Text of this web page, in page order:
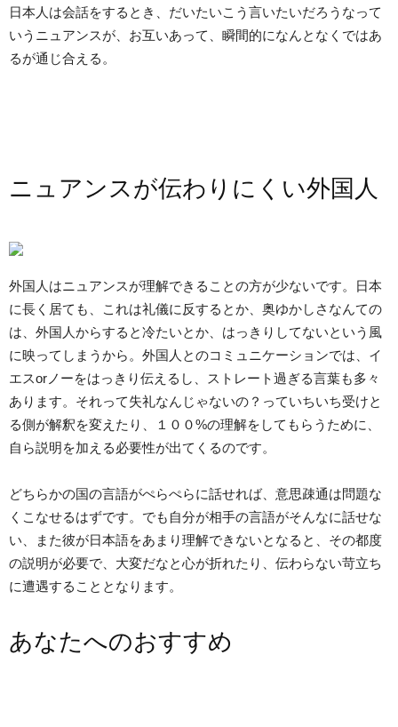
日本人は会話をするとき、だいたいこう言いたいだろうなって
いうニュアンスが、お互いあって、瞬間的になんとなくではあ
るが通じ合える。
ニュアンスが伝わりにくい外国人
外国人はニュアンスが理解できることの方が少ないです。日本
に長く居ても、これは礼儀に反するとか、奥ゆかしさなんての
は、外国人からすると冷たいとか、はっきりしてないという風
に映ってしまうから。外国人とのコミュニケーションでは、イ
エスorノーをはっきり伝えるし、ストレート過ぎる言葉も多々
あります。それって失礼なんじゃないの？っていちいち受けと
る側が解釈を変えたり、１００%の理解をしてもらうために、
自ら説明を加える必要性が出てくるのです。
どちらかの国の言語がぺらぺらに話せれば、意思疎通は問題な
くこなせるはずです。でも自分が相手の言語がそんなに話せな
い、また彼が日本語をあまり理解できないとなると、その都度
の説明が必要で、大変だなと心が折れたり、伝わらない苛立ち
に遭遇することとなります。
あなたへのおすすめ